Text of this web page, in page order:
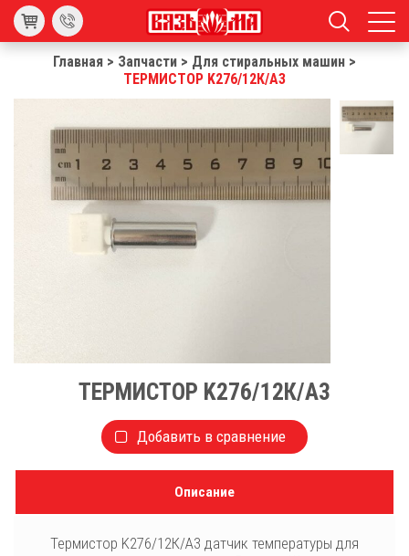
Главная > Запчасти > Для стиральных машин >
ТЕРМИСТОР K276/12К/А3
ТЕРМИСТОР K276/12К/А3
Добавить в сравнение
Описание
Термистор K276/12К/А3 датчик температуры для